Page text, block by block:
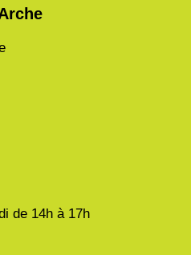
de 14h à 17h